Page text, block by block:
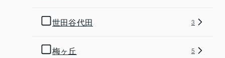
世田谷代田 3
梅ヶ丘 5